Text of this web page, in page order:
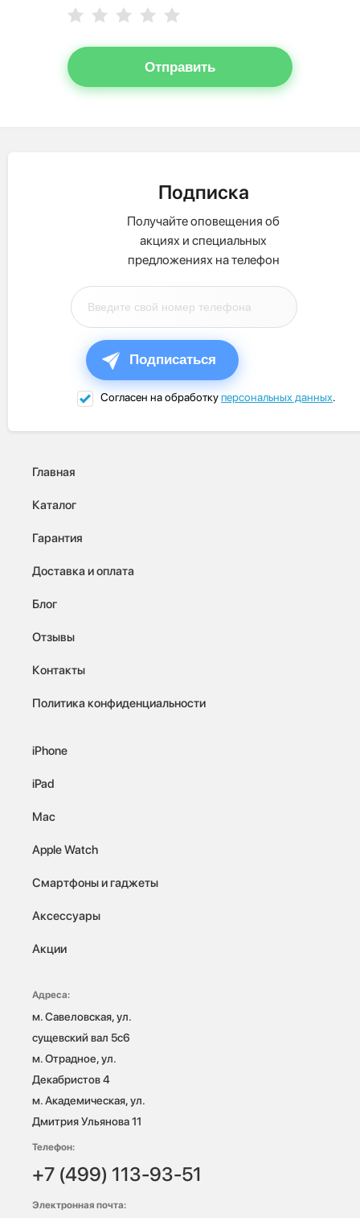
Отправить
Подписка
Получайте оповещения об
акциях и специальных
предложениях на телефон
Подписаться
Согласен на обработкуперсональных данных.
Главная
Каталог
Гарантия
Доставка и оплата
Блог
Отзывы
Контакты
Политика конфиденциальности
iPhone
iPad
Mac
Apple Watch
Смартфоны и гаджеты
Аксессуары
Акции
Адреса:
м. Савеловская, ул.
сущевский вал 5с6
м. Отрадное, ул.
Декабристов 4
м. Академическая, ул.
Дмитрия Ульянова 11
Телефон:
+7 (499) 113-93-51
Электронная почта: